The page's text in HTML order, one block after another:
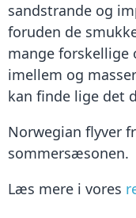
sandstrande og
foruden de
mange
imellem og
kan finde lige det
Norwegian flyver
sommersæsonen.
Læs mere i vores